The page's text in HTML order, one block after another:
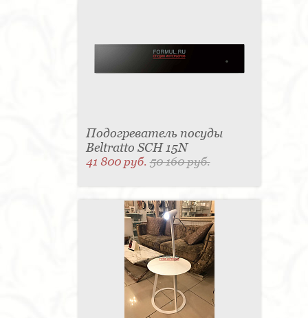
Подогреватель посуды
Beltratto SCH 15N
41 800 руб.50 160 руб.